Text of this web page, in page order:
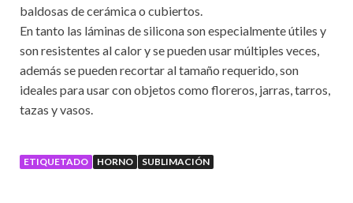
baldosas de cerámica o cubiertos.
En tanto las láminas de silicona son especialmente útiles y
son resistentes al calor y se pueden usar múltiples veces,
además se pueden recortar al tamaño requerido, son
ideales para usar con objetos como floreros, jarras, tarros,
tazas y vasos.
ETIQUETADO HORNO SUBLIMACIÓN